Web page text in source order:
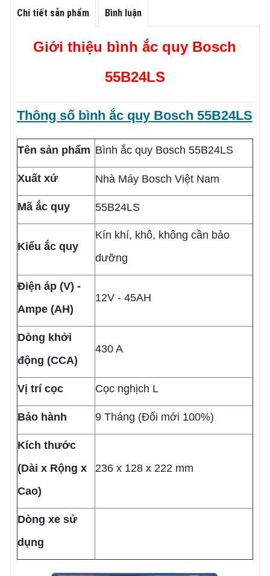
Chi tiết sản phẩm Bình luận
Giới thiệu bình ắc quy Bosch
55B24LS
Thông số bình ắc quy Bosch 55B24LS
Tên sản phẩm Bình ắc quy Bosch 55B24LS
Xuất xứ Nhà Máy Bosch Việt Nam
Mã ắc quy 55B24LS
Kiểu ắc quy
Kín khí, khô, không cần bảo
dưỡng
Điện áp (V) -
Ampe (AH)
12V - 45AH
Dòng khởi
động (CCA)
430 A
Vị trí cọc Cọc nghịch L
Bảo hành 9 Tháng (Đổi mới 100%)
Kích thước
(Dài x Rộng x
Cao)
236 x 128 x 222 mm
Dòng xe sử
dụng